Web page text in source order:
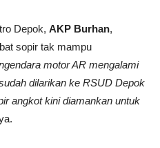
Depok, AKP Burhan,
sopir tak mampu
motor AR mengalami
dilarikan ke RSUD Depok
angkot kini diamankan untuk